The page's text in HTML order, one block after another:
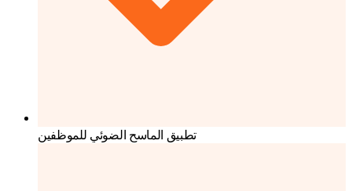
تطبيق الماسح الضوئي للموظفين